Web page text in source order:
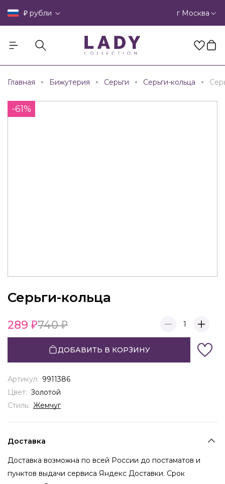
₽ рубли г Москва
Главная Бижутерия Серьги Серьги-кольца
-61%
Серьги-кольца
289 740 1
ДОБАВИТЬ В КОРЗИНУ
Артикул: 9911386
Цвет: Золотой
Стиль: Жемчуг
Доставка
Доставка возможна по всей России до постаматов и
пунктов выдачи сервиса Яндекс Доставки. Срок